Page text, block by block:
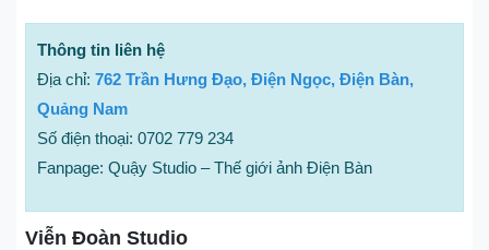
Thông tin liên hệ
Địa chỉ: 762 Trần Hưng Đạo, Điện Ngọc, Điện Bàn,
Quảng Nam
Số điện thoại: 0702 779 234
Fanpage: Quậy Studio – Thế giới ảnh Điện Bàn
Viễn Đoàn Studio